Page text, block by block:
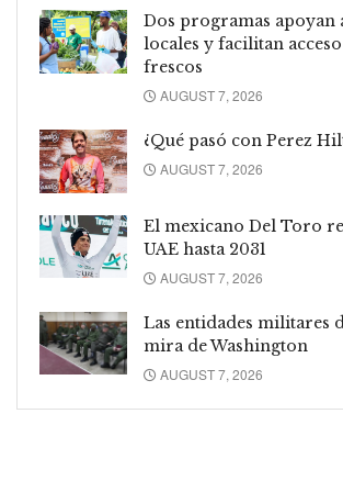
Dos programas apoyan
locales y facilitan
frescos
AUGUST 7, 2026
¿Qué pasó con Perez
AUGUST 7, 2026
El mexicano Del Toro
UAE hasta 2031
AUGUST 7, 2026
Las entidades militares
mira de Washington
AUGUST 7, 2026